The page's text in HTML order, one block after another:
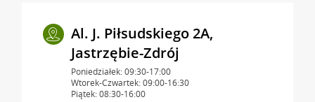
Al. J. Piłsudskiego 2A,
Jastrzębie-Zdrój
Poniedziałek: 09:30-17:00
Wtorek-Czwartek: 09:00-16:30
Piątek: 08:30-16:00